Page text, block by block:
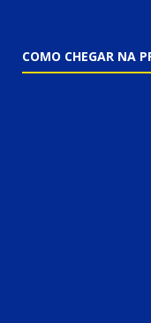
COMO CHEGAR NA